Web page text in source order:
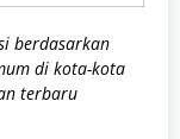
berdasarkan
di kota-kota
terbaru